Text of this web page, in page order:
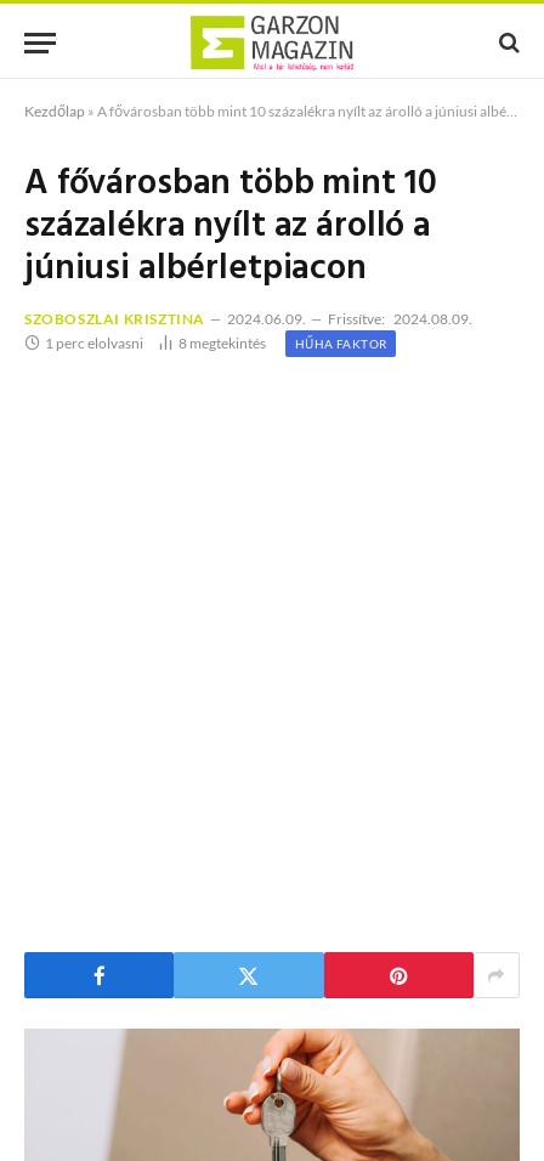
Kezdőlap » A fővárosban több mint 10 százalékra nyílt az árolló a júniusi albérletpiacon
A fővárosban több mint 10
százalékra nyílt az árolló a
júniusi albérletpiacon
SZOBOSZLAI KRISZTINA 2024.06.09. Frissítve: 2024.08.09.
1 perc elolvasni
8 megtekintés HŰHA FAKTOR